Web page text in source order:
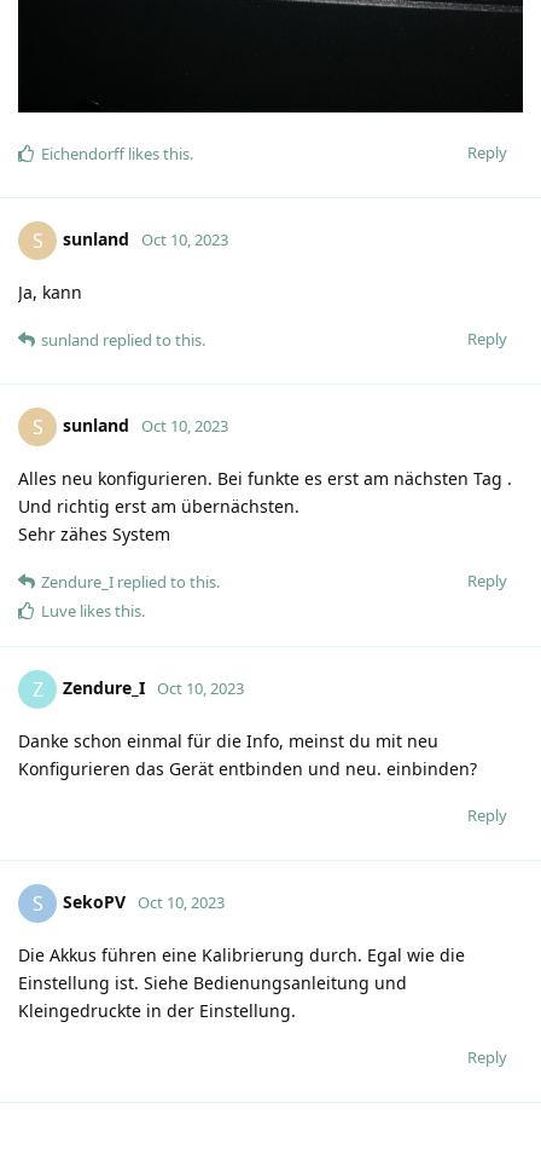
Reply
Eichendorfflikes this.
S sunland Oct 10, 2023
Ja, kann
Reply
sunland replied to this.
S sunland Oct 10, 2023
Alles neu konfigurieren. Bei funkte es erst am nächsten Tag .
Und richtig erst am übernächsten.
Sehr zähes System
Reply
Zendure_I replied to this.
Luve likes this.
Z Zendure_I Oct 10, 2023
Danke schon einmal für die Info, meinst du mit neu
Konfigurieren das Gerät entbinden und neu. einbinden?
Reply
S SekoPV Oct 10, 2023
Die Akkus führen eine Kalibrierung durch. Egal wie die
Einstellung ist. Siehe Bedienungsanleitung und
Kleingedruckte in der Einstellung.
Reply